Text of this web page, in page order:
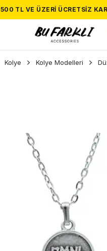
500 TL VE ÜZERI ÜCRETSIZ
Kolye Kolye Modelleri